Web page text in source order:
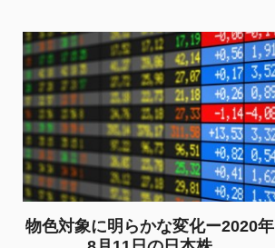
物色対象に明らかな変化ー2020年